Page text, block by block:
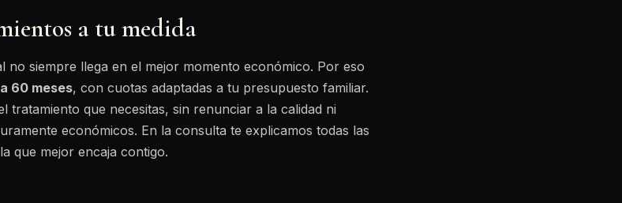
a tu medida
no siempre llega en el mejor momento económico. Por eso
60 meses, con cuotas adaptadas a tu presupuesto familiar.
tratamiento que necesitas, sin renunciar a la calidad ni
económicos. En la consulta te explicamos todas las
que mejor encaja contigo.